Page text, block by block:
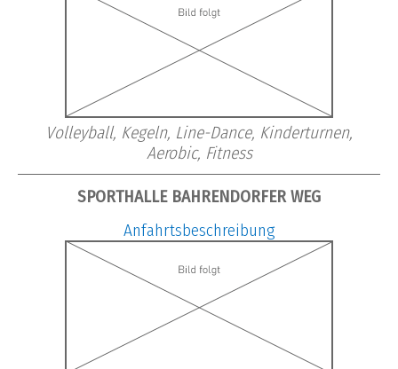
Volleyball, Kegeln, Line-Dance, Kinderturnen,
Aerobic, Fitness
SPORTHALLE BAHRENDORFER WEG
Anfahrtsbeschreibung